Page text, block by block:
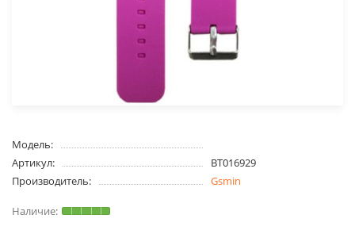
Модель:
Артикул:
BT016929
Производитель:
Gsmin